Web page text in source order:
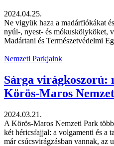
2024.04.25.
Ne vigyük haza a madárfiókákat
nyúl-, nyest- és mókuskölyköket,
Madártani és Természetvédelmi
Nemzeti Parkjaink
Sárga virágkoszorú:
Körös-Maros
2024.03.21.
A Körös-Maros Nemzeti Park
két héricsfajjal: a volgamenti és a
már csúcsvirágzásban vannak, az